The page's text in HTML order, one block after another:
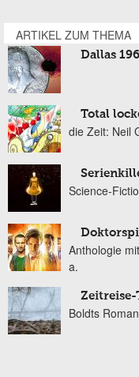
ARTIKEL ZUM THEMA
Dallas
Total
die Zeit: Neil
Science-
Anthologie
a.
Boldts